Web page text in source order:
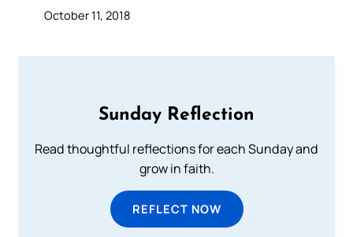
October 11, 2018
Sunday Reflection
Read thoughtful reflections for each Sunday and
grow in faith.
REFLECT NOW